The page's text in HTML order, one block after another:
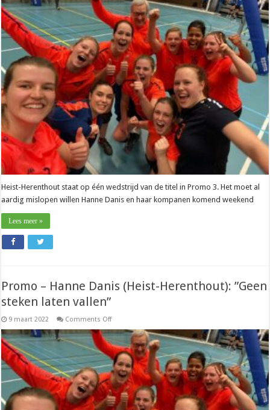
–
Hanne
Danis (Heist-
Herenthout):
”Titel
is
zo
goed
als
binnen”
Heist-Herenthout staat op één wedstrijd van de titel in Promo 3. Het moet al
aardig mislopen willen Hanne Danis en haar kompanen komend weekend
Lees meer »
Promo – Hanne Danis (Heist-Herenthout): ”Geen
steken laten vallen”
9 maart 2022 Comments Offon
–
Hanne
Danis
(Heist-
Herenthout):
”Geen
steken
laten
vallen”